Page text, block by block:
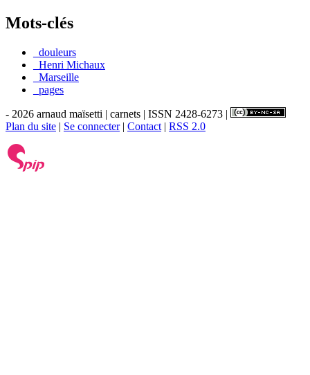
Mots-clés
_douleurs
_Henri Michaux
_Marseille
_pages
- 2026 arnaud maïsetti | carnets | ISSN 2428-6273 |
Plan du site | Se connecter| Contact | RSS 2.0